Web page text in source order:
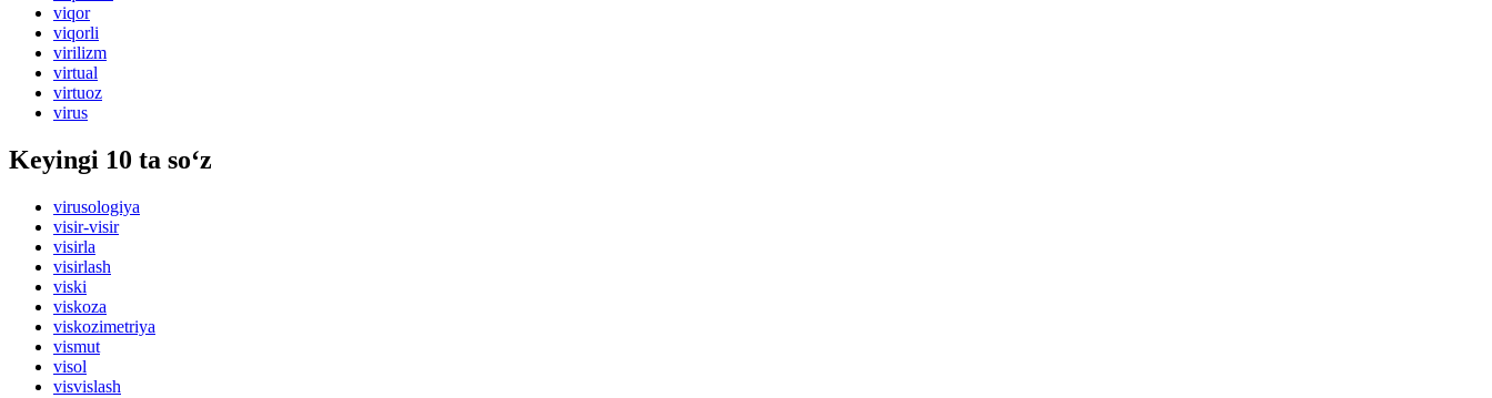
viqor
viqorli
virilizm
virtual
virtuoz
virus
Keyingi 10 ta so‘z
virusologiya
visir-visir
visirla
visirlash
viski
viskoza
viskozimetriya
vismut
visol
visvislash